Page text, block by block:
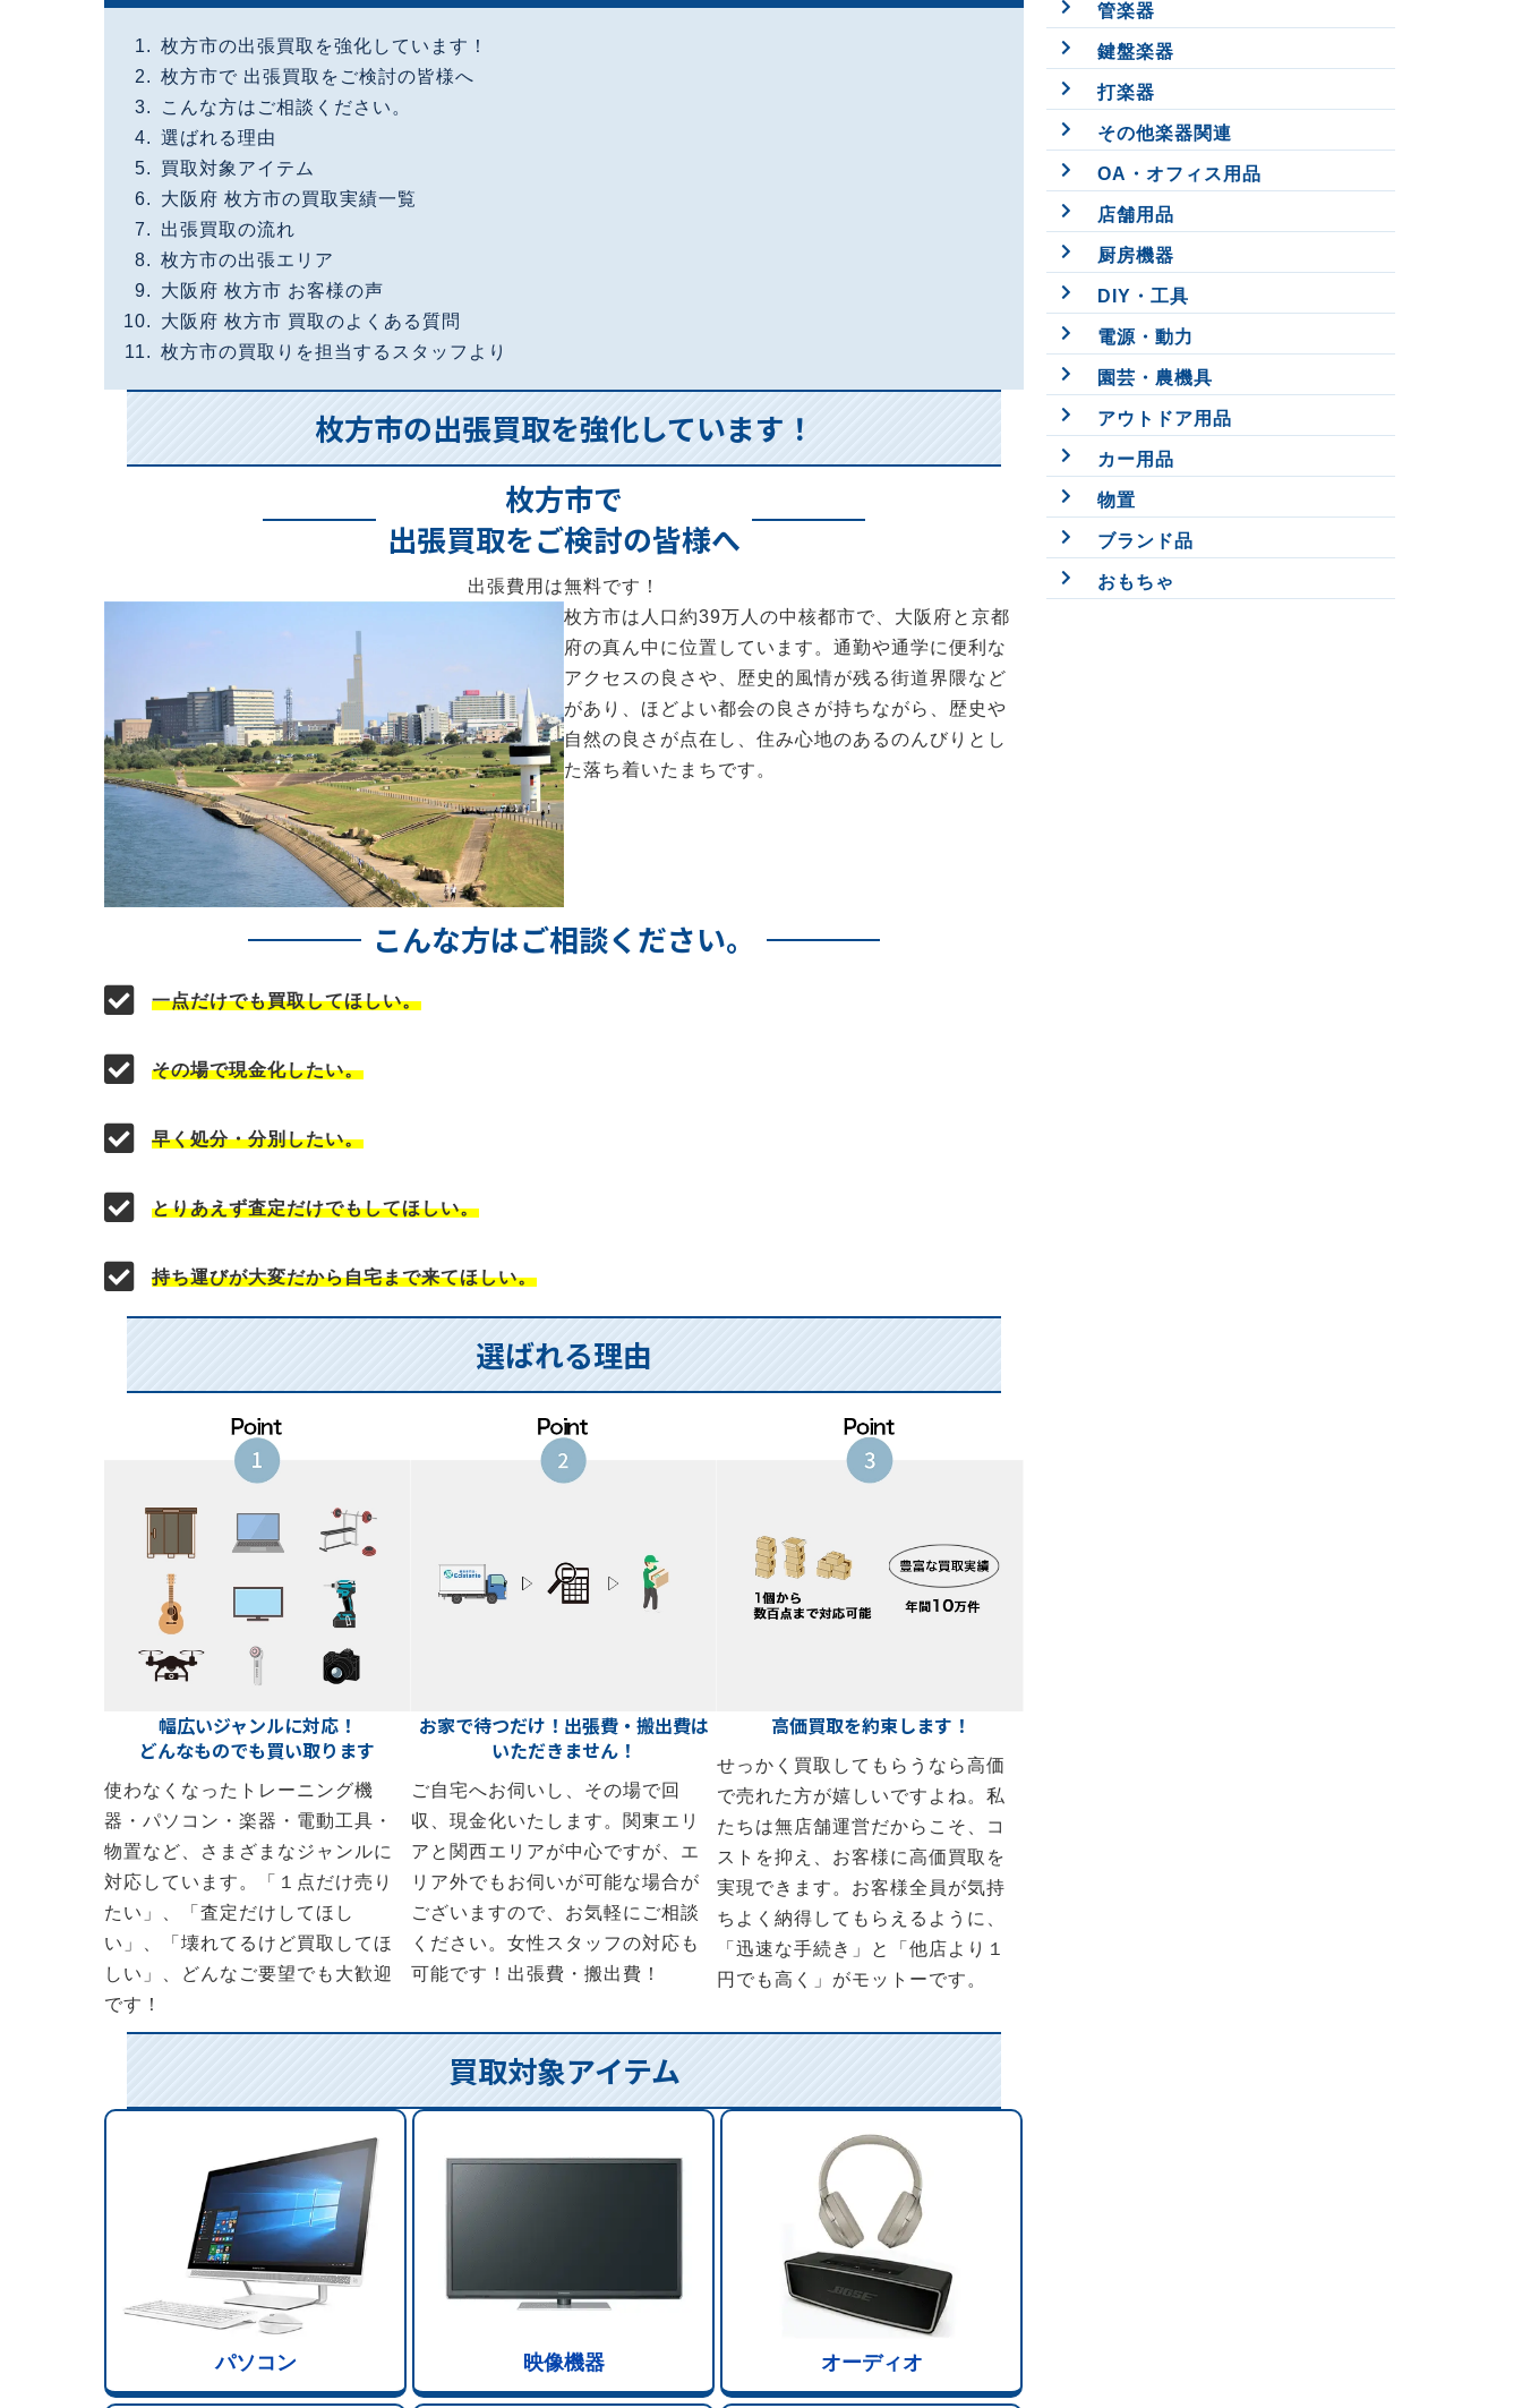
枚方市の出張買取を強化しています！
枚方市で 出張買取をご検討の皆様へ
こんな方はご相談ください。
選ばれる理由
買取対象アイテム
大阪府 枚方市の買取実績一覧
出張買取の流れ
枚方市の出張エリア
大阪府 枚方市 お客様の声
大阪府 枚方市 買取のよくある質問
枚方市の買取りを担当するスタッフより
枚方市の出張買取を強化しています！
枚方市で
出張買取をご検討の皆様へ
出張費用は無料です！
枚方市は人口約39万人の中核都市で、大阪府と京都
府の真ん中に位置しています。通勤や通学に便利な
アクセスの良さや、歴史的風情が残る街道界隈など
があり、ほどよい都会の良さが持ちながら、歴史や
自然の良さが点在し、住み心地のあるのんびりとし
た落ち着いたまちです。
こんな方はご相談ください。
一点だけでも買取してほしい。
その場で現金化したい。
早く処分・分別したい。
とりあえず査定だけでもしてほしい。
持ち運びが大変だから自宅まで来てほしい。
選ばれる理由
幅広いジャンルに対応！
どんなものでも買い取ります
使わなくなったトレーニング機
器・パソコン・楽器・電動工具・
物置など、さまざまなジャンルに
対応しています。「１点だけ売り
たい」、「査定だけしてほし
い」、「壊れてるけど買取してほ
しい」、どんなご要望でも大歓迎
です！
お家で待つだけ！出張費・搬出費は
いただきません！
ご自宅へお伺いし、その場で回
収、現金化いたします。関東エリ
アと関西エリアが中心ですが、エ
リア外でもお伺いが可能な場合が
ございますので、お気軽にご相談
ください。女性スタッフの対応も
可能です！出張費・搬出費！
高価買取を約束します！
せっかく買取してもらうなら高価
で売れた方が嬉しいですよね。私
たちは無店舗運営だからこそ、コ
ストを抑え、お客様に高価買取を
実現できます。お客様全員が気持
ちよく納得してもらえるように、
「迅速な手続き」と「他店より１
円でも高く」がモットーです。
買取対象アイテム
パソコン 映像機器 オーディオ
管楽器
鍵盤楽器
打楽器
その他楽器関連
OA・オフィス用品
店舗用品
厨房機器
DIY・工具
電源・動力
園芸・農機具
アウトドア用品
カー用品
物置
ブランド品
おもちゃ